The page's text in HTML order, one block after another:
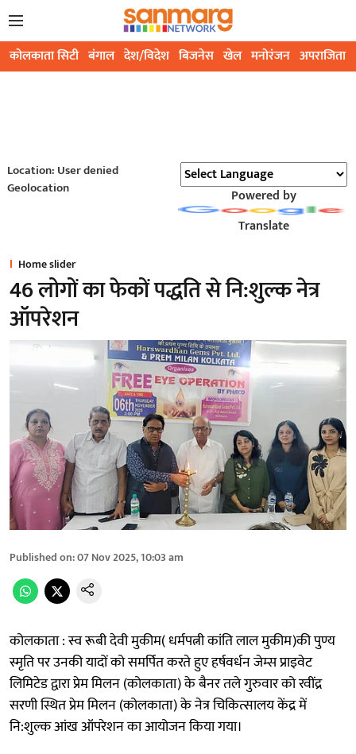
कोलकाता सिटी बंगाल देश/विदेश बिजनेस खेल मनोरंजन अपराजिता
Location: User denied
Geolocation
Powered by
Translate
Home slider
46 लोगों का फेकों पद्धति से नि:शुल्क नेत्र
ऑपरेशन
Published on:07 Nov 2025, 10:03 am
कोलकाता : स्व रूबी देवी मुकीम( धर्मपत्नी कांति लाल मुकीम)की पुण्य
स्मृति पर उनकी यादों को समर्पित करते हुए हर्षवर्धन जेम्स प्राइवेट
लिमिटेड द्वारा प्रेम मिलन (कोलकाता) के बैनर तले गुरुवार को रवींद्र
सरणी स्थित प्रेम मिलन (कोलकाता) के नेत्र चिकित्सालय केंद्र में
नि:शुल्क आंख ऑपरेशन का आयोजन किया गया।